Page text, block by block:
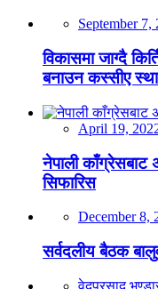
September 7,
विकासमा जाग्दै
बनाउन कस्सीए
April 19,
नेपाली काँग्रेसबाट
सिफारिस
December 8,
सर्वदलीय बैठक
वेदप्रसाद